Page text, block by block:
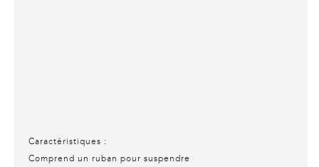
Caractéristiques :
Comprend un ruban pour suspendre